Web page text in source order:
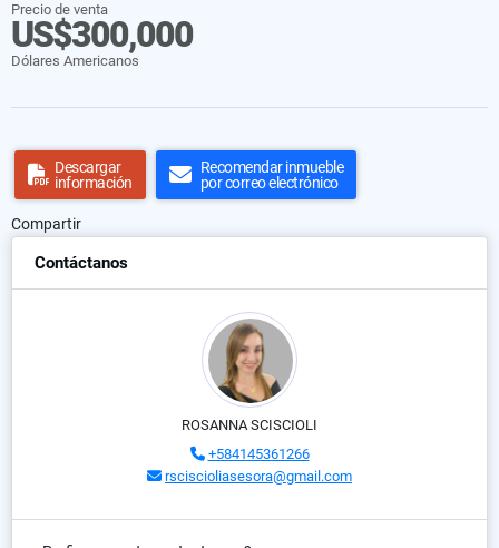
Precio de venta
US$300,000
Dólares Americanos
Descargar
información
Recomendar inmueble
por correo electrónico
Compartir
Contáctanos
ROSANNA SCISCIOLI
+584145361266
rsciscioliasesora@gmail.com